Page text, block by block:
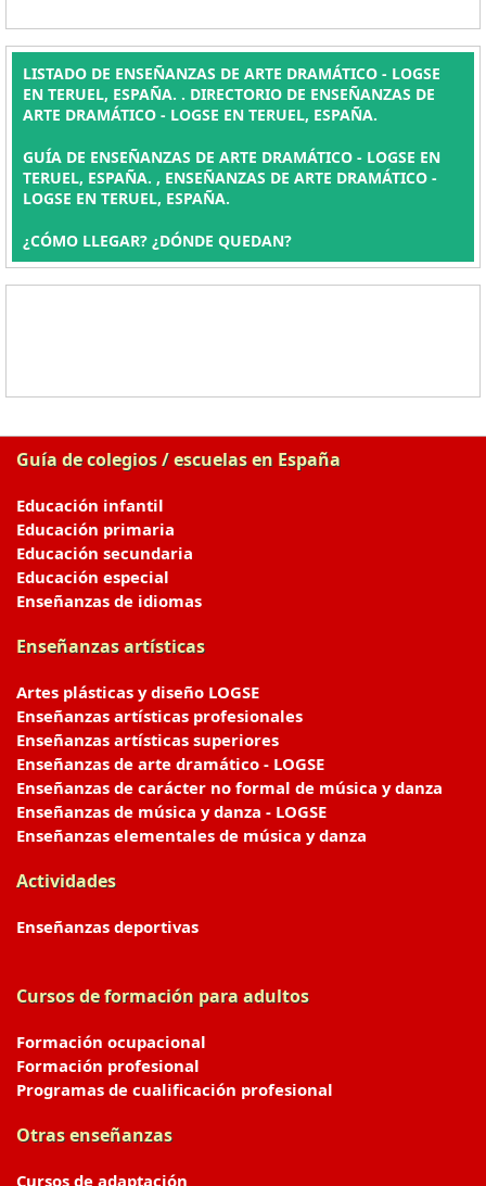
LISTADO DE ENSEÑANZAS DE ARTE DRAMÁTICO - LOGSE
EN TERUEL, ESPAÑA. . DIRECTORIO DE ENSEÑANZAS DE
ARTE DRAMÁTICO - LOGSE EN TERUEL, ESPAÑA.
GUÍA DE ENSEÑANZAS DE ARTE DRAMÁTICO - LOGSE EN
TERUEL, ESPAÑA. , ENSEÑANZAS DE ARTE DRAMÁTICO -
LOGSE EN TERUEL, ESPAÑA.
¿CÓMO LLEGAR? ¿DÓNDE QUEDAN?
Guía de colegios / escuelas en España
Educación infantil
Educación primaria
Educación secundaria
Educación especial
Enseñanzas de idiomas
Enseñanzas artísticas
Artes plásticas y diseño LOGSE
Enseñanzas artísticas profesionales
Enseñanzas artísticas superiores
Enseñanzas de arte dramático - LOGSE
Enseñanzas de carácter no formal de música y danza
Enseñanzas de música y danza - LOGSE
Enseñanzas elementales de música y danza
Actividades
Enseñanzas deportivas
Cursos de formación para adultos
Formación ocupacional
Formación profesional
Programas de cualificación profesional
Otras enseñanzas
Cursos de adaptación